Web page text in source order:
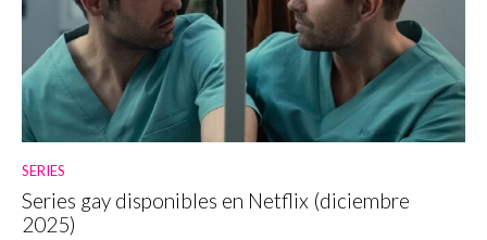
SERIES
Series gay disponibles en Netflix (diciembre
2025)